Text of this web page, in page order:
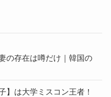
の存在は噂だけ｜韓国の
】は大学ミスコン王者！